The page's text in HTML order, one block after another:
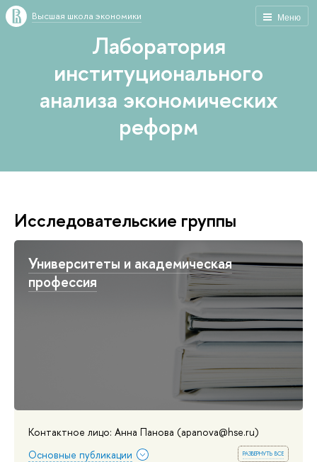
Меню
Высшая школа экономики
Лаборатория
институционального
анализа экономических
реформ
Исследовательские группы
Университеты и академическая
профессия
Контактное лицо: Анна Панова (apanova@hse.ru)
развернуть все
Основные публикации